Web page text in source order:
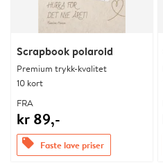
Scrapbook polaroid
Premium trykk-kvalitet
10 kort
FRA
kr 89,-
offers Faste lave priser